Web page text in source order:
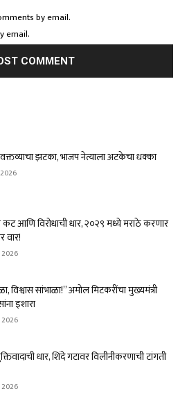
by email.
email.
वक्तव्याचा झटका, भाजप नेत्याला अटकेचा धक्का
कट आणि विरोधाची धार, २०२९ मध्ये मराठे करणार
वार!
2026
विश्वास सांभाळा!” अमोल मिटकरींचा मुख्यमंत्री
इशारा
2026
धार, शिंदे गटावर विलीनीकरणाची टांगती
2026